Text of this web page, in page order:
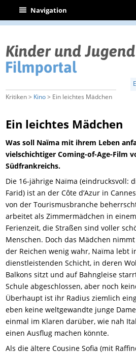
| Navigation
Kritiken > Kino> Ein leichtes Mädchen
Ein leichtes Mädchen
Was soll Naïma mit ihrem Leben
vielschichtiger Coming-of-Age-Film
Südfrankreichs.
Die 16-jährige Naïma (eindrucksvoll:
Farid) ist an der Côte d’Azur in
von der Tourismusbranche
arbeitet als Zimmermädchen in
Ferienzeit, die Straßen sind voller
Menschen. Doch das Mädchen
der Reichen wenig wahr, Naïma lebt
dienstleistenden Schicht, in deren
Balkons sitzt und auf Bahngleise
Schule abgeschlossen, aber noch
Überhaupt ist ihr Radius ziemlich
eben keine weltgewandte junge
einmal im Klaren darüber, wie nah
einen Ausflug machen könnte.
Als die ältere Cousine Sofia (mit